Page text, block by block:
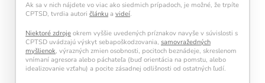
Ak sa v nich nájdete vo viac ako siedmich prípadoch, je možné, že trpíte
CPTSD, tvrdia autori článku a videí.
Niektoré zdroje okrem vyššie uvedených príznakov navyše v súvislosti s
CPTSD uvádzajú výskyt sebapoškodzovania, samovražedných
myšlienok, výrazných zmien osobnosti, pocitoch beznádeje, skreslenom
vnímaní agresora alebo páchateľa (buď orientácia na pomstu, alebo
idealizovanie vzťahu) a pocite zásadnej odlišnosti od ostatných ľudí.